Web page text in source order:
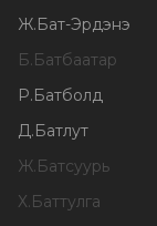
Ж.Бат-Эрдэнэ
Б.Батбаатар
Р.Батболд
Д.Батлут
Ж.Батсуурь
Х.Баттулга